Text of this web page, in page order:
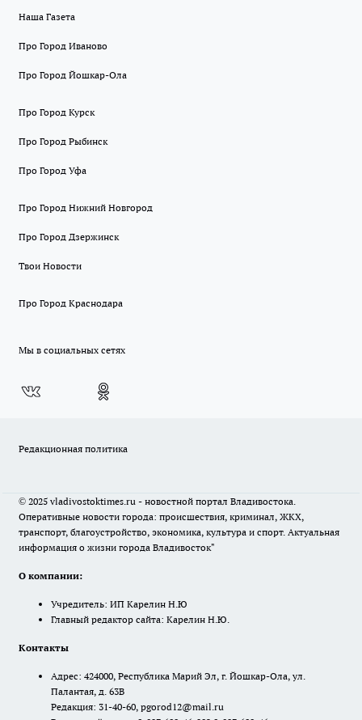
Наша Газета
Про Город Иваново
Про Город Йошкар-Ола
Про Город Курск
Про Город Рыбинск
Про Город Уфа
Про Город Нижний Новгород
Про Город Дзержинск
Твои Новости
Про Город Краснодара
Мы в социальных сетях
Редакционная политика
© 2025 vladivostoktimes.ru - новостной портал Владивостока.
Оперативные новости города: происшествия, криминал, ЖКХ,
транспорт, благоустройство, экономика, культура и спорт. Актуальная
информация о жизни города Владивосток"
О компании:
Учредитель: ИП Карелин Н.Ю
Главный редактор сайта: Карелин Н.Ю.
Контакты
Адрес: 424000, Республика Марий Эл, г. Йошкар-Ола, ул.
Палантая, д. 63В
Редакция: 31-40-60, pgorod12@mail.ru